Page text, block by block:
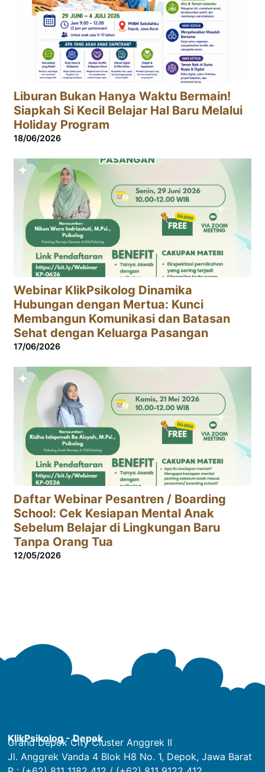
Liburan Bukan Hanya Waktu Bermain!
Siapkah Si Kecil Belajar Hal Baru Melalui
Holiday Program
18/06/2026
Webinar KlikPsikolog Dinamika
Hubungan dengan Mertua: Kunci
Membangun Komunikasi dan Batasan
Sehat dengan Keluarga Pasangan
17/06/2026
Daftar Webinar Pesantren / Boarding
School: Cek Kesiapan Mental Anak
Sebelum Belajar di Lingkungan Baru
Tanpa Orang Tua
12/05/2026
KlikPsikolog - Depok
Grand Depok City Cluster Anggrek II
Jl. Anggrek Vanda 4 Blok H8 No. 1, Depok, Jawa Barat